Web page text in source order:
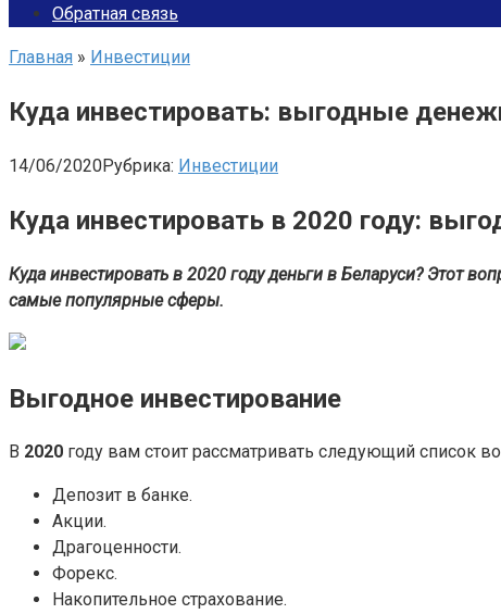
Обратная связь
Главная » Инвестиции
Куда инвестировать: выгодные
14/06/2020Рубрика: Инвестиции
Куда инвестировать в 2020 году:
Куда инвестировать в 2020 году деньги в Беларуси? Этот
самые популярные сферы.
Выгодное инвестирование
В 2020 году вам стоит рассматривать следующий список
Депозит в банке.
Акции.
Драгоценности.
Форекс.
Накопительное страхование.